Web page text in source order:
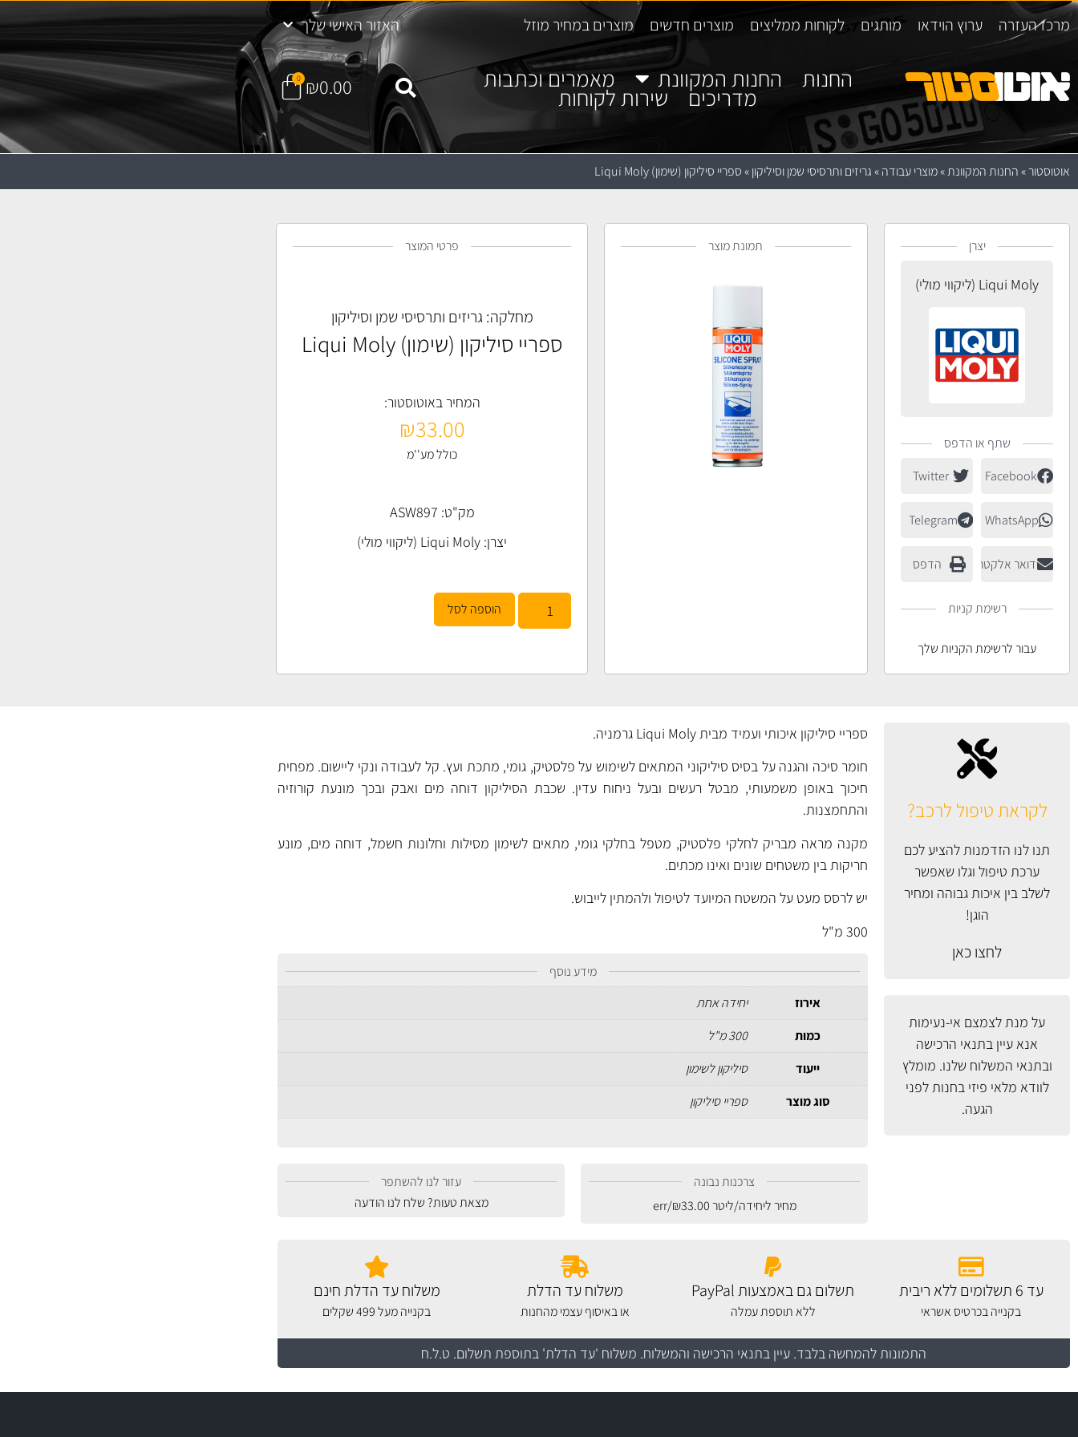
מרכז העזרה ערוץ הוידאו מותגים לקוחות ממליצים מוצרים חדשים מוצרים במחיר מוזל האזור האישי שלך
החנות החנות המקוונת מאמרים וכתבות
מדריכים שירות לקוחות ₪0.00
0
אוטוסטור»החנות המקוונת»מוצרי עבודה»גריזים ותרסיסי שמן וסיליקון»ספריי סיליקון (שימון) Liqui Moly
יצרן
Liqui Moly (ליקווי מולי)
שתף או הדפס
Facebook
Twitter
WhatsApp
Telegram
דואר אלקטרוני הדפס
רשימת קניות
עבור לרשימת הקניות שלך
תמונת מוצר פרטי המוצר
מחלקה: גריזים ותרסיסי שמן וסיליקון
ספריי סיליקון (שימון) Liqui Moly
המחיר באוטוסטור:
₪33.00
כולל מע''מ
מק"ט: ASW897
יצרן: Liqui Moly (ליקווי מולי)
הוספה לסל
לקראת טיפול לרכב?
תנו לנו הזדמנות להציע לכם
ערכת טיפול וגלו שאפשר
לשלב בין איכות גבוהה ומחיר
הוגן!
לחצו כאן
על מנת לצמצם אי-נעימות
אנא עיין בתנאי הרכישה
ובתנאי המשלוח שלנו. מומלץ
לוודא מלאי פיזי בחנות לפני
הגעה.
ספריי סיליקון איכותי ועמיד מבית Liqui Moly גרמניה.
חומר סיכה והגנה על בסיס סיליקוני המתאים לשימוש על פלסטיק, גומי, מתכת ועץ. קל לעבודה ונקי ליישום. מפחית
חיכוך באופן משמעותי, מבטל רעשים ובעל ניחוח עדין. שכבת הסיליקון דוחה מים ואבק ובכך מונעת קורוזיה
והתחמצנות.
מקנה מראה מבריק לחלקי פלסטיק, מטפל בחלקי גומי, מתאים לשימון מסילות וחלונות חשמל, דוחה מים, מונע
חריקות בין משטחים שונים ואינו מכתים.
יש לרסס מעט על המשטח המיועד לטיפול ולהמתין לייבוש.
300 מ"ל
מידע נוסף
אירוז
יחידה אחת
כמות
300 מ"ל
ייעוד
סיליקון לשימון
סוג מוצר
ספריי סיליקון
צרכנות נבונה
מחיר ליחידה/ליטר
₪33.00
/err
עזור לנו להשתפר
מצאת טעות? שלח לנו הודעה
עד 6 תשלומים ללא ריבית
בקנייה בכרטיס אשראי
תשלום גם באמצעות PayPal
ללא תוספת עמלה
משלוח עד הדלת
או באיסוף עצמי מהחנות
משלוח עד הדלת חינם
בקנייה מעל 499 שקלים
התמונות להמחשה בלבד. עיין בתנאי הרכישה והמשלוח. משלוח 'עד הדלת' בתוספת תשלום. ט.ל.ח